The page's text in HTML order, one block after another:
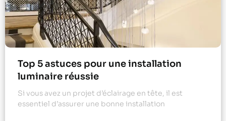
Top 5 astuces pour une installation
luminaire réussie
Si vous avez un projet d’éclairage en tête, il est
essentiel d’assurer une bonne installation